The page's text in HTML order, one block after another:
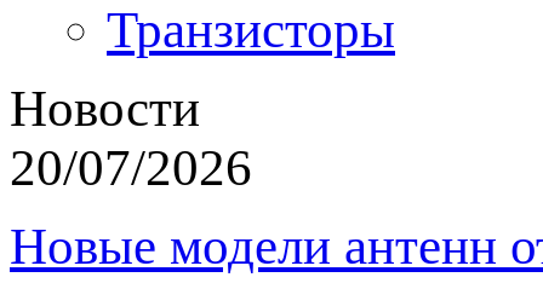
Транзисторы
Новости
20/07/2026
Новые модели антенн